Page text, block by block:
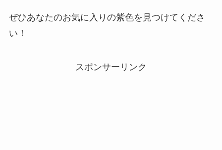
ぜひあなたのお気に入りの紫色を見つけてくださ
い！
スポンサーリンク